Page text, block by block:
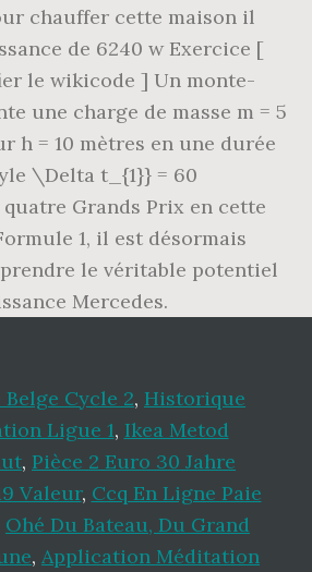
chauffer cette maison il
de 6240 w Exercice [
le wikicode ] Un monte-
une charge de masse m = 5
h = 10 mètres en une durée
\Delta t_{1}} = 60
quatre Grands Prix en cette
1, il est désormais
le véritable potentiel
Mercedes.
Cycle 2, Historique
Ligue 1, Ikea Metod
, Pièce 2 Euro 30 Jahre
Valeur, Ccq En Ligne Paie
Ohé Du Bateau, Du Grand
, Application Méditation